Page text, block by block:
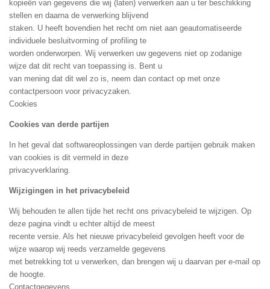
kopieën van gegevens die wij (laten) verwerken aan u ter beschikking
stellen en daarna de verwerking blijvend
staken. U heeft bovendien het recht om niet aan geautomatiseerde
individuele besluitvorming of profiling te
worden onderworpen. Wij verwerken uw gegevens niet op zodanige
wijze dat dit recht van toepassing is. Bent u
van mening dat dit wel zo is, neem dan contact op met onze
contactpersoon voor privacyzaken.
Cookies
Cookies van derde partijen
In het geval dat softwareoplossingen van derde partijen gebruik maken
van cookies is dit vermeld in deze
privacyverklaring.
Wijzigingen in het privacybeleid
Wij behouden te allen tijde het recht ons privacybeleid te wijzigen. Op
deze pagina vindt u echter altijd de meest
recente versie. Als het nieuwe privacybeleid gevolgen heeft voor de
wijze waarop wij reeds verzamelde gegevens
met betrekking tot u verwerken, dan brengen wij u daarvan per e-mail op
de hoogte.
Contactgegevens